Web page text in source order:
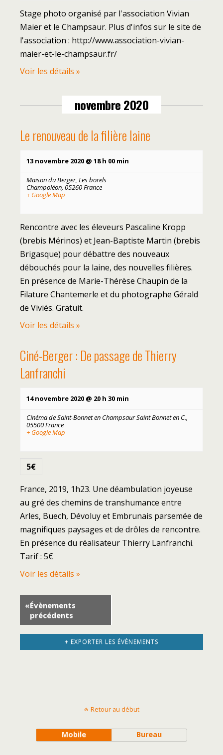
Stage photo organisé par l'association Vivian
Maier et le Champsaur. Plus d'infos sur le site de
l'association : http://www.association-vivian-
maier-et-le-champsaur.fr/
Voir les détails »
novembre 2020
Le renouveau de la filière laine
13 novembre 2020 @ 18 h 00 min
Maison du Berger, Les borels
Champoléon, 05260France
+ Google Map
Rencontre avec les éleveurs Pascaline Kropp
(brebis Mérinos) et Jean-Baptiste Martin (brebis
Brigasque) pour débattre des nouveaux
débouchés pour la laine, des nouvelles filières.
En présence de Marie-Thérèse Chaupin de la
Filature Chantemerle et du photographe Gérald
de Viviés. Gratuit.
Voir les détails »
Ciné-Berger : De passage de Thierry
Lanfranchi
14 novembre 2020 @ 20 h 30 min
Cinéma de Saint-Bonnet en ChampsaurSaint Bonnet en C.,
05500France
+ Google Map
5€
France, 2019, 1h23. Une déambulation joyeuse
au gré des chemins de transhumance entre
Arles, Buech, Dévoluy et Embrunais parsemée de
magnifiques paysages et de drôles de rencontre.
En présence du réalisateur Thierry Lanfranchi.
Tarif : 5€
Voir les détails »
«Évènements
précédents
+ EXPORTER LES ÉVÈNEMENTS
Retour au début
Mobile Bureau